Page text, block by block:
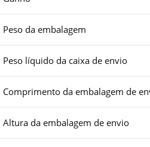
Peso da embalagem
Peso líquido da caixa de envio
Comprimento da embalagem de
Altura da embalagem de envio